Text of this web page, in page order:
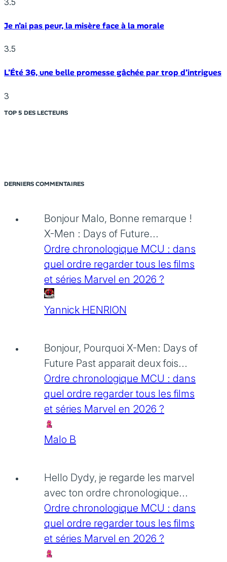
Je n’ai pas peur, la misère face à la morale
3.5
L’Été 36, une belle promesse gâchée par trop d’intrigues
3
TOP 5 DES LECTEURS
DERNIERS COMMENTAIRES
Bonjour Malo, Bonne remarque !
X-Men : Days of Future...
Ordre chronologique MCU : dans
quel ordre regarder tous les films
et séries Marvel en 2026 ?
Yannick HENRION
Bonjour, Pourquoi X-Men: Days of
Future Past apparait deux fois...
Ordre chronologique MCU : dans
quel ordre regarder tous les films
et séries Marvel en 2026 ?
Malo B
Hello Dydy, je regarde les marvel
avec ton ordre chronologique...
Ordre chronologique MCU : dans
quel ordre regarder tous les films
et séries Marvel en 2026 ?